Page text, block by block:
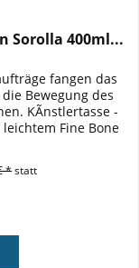
Sorolla 400ml...
fangen das
Bewegung des
KÃnstlertasse -
Fine Bone
*statt